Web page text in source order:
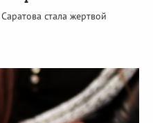
стала жертвой